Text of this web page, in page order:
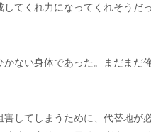
てくれ力になってくれそうだ
ない身体であった。まだまだ
してしまうために、代替地が